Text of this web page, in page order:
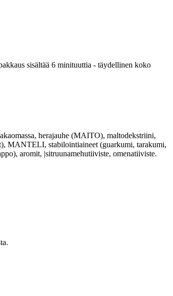
sisältää 6 minituuttia - täydellinen koko
herajauhe (MAITO), maltodekstriini,
MANTELI, stabilointiaineet (guarkumi, tarakumi,
aromit, |sitruunamehutiiviste, omenatiiviste.